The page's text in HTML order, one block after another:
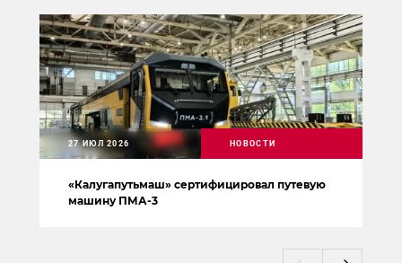
«Калугапутьмаш» сертифицировал путевую
машину ПМА-3
27 ИЮЛ 2026 НОВОСТИ